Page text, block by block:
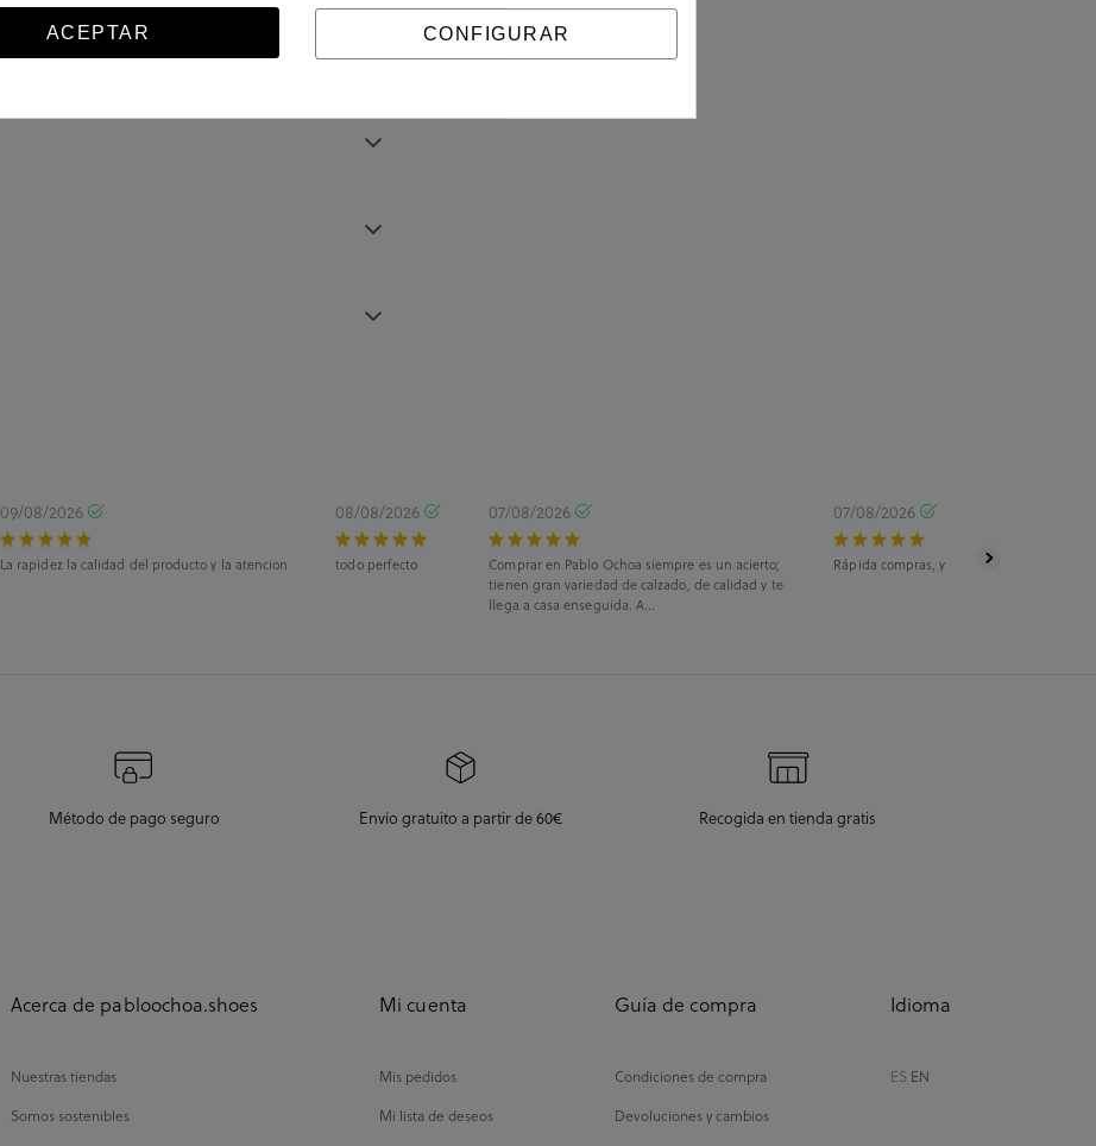
09/08/2026
La rapidez la calidad del producto y la atencion
08/08/2026
todo perfecto
07/08/2026
Comprar en Pablo Ochoa siempre es un acierto;
tienen gran variedad de calzado, de calidad y te
llega a casa enseguida. A...
07/08/2026
Rápida compras, y rápido envío, todo 👍
Método de pago seguro Envío gratuito a partir de 60€ Recogida en tienda gratis
Acerca de pabloochoa.shoes
Nuestras tiendas
Somos sostenibles
Mi cuenta
Mis pedidos
Mi lista de deseos
Guía de compra
Condiciones de compra
Devoluciones y cambios
Idioma
ES EN
ACEPTAR CONFIGURAR